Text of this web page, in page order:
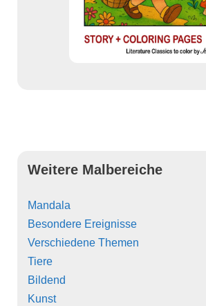
Weitere Malbereiche
Mandala
Besondere Ereignisse
Verschiedene Themen
Tiere
Bildend
Kunst